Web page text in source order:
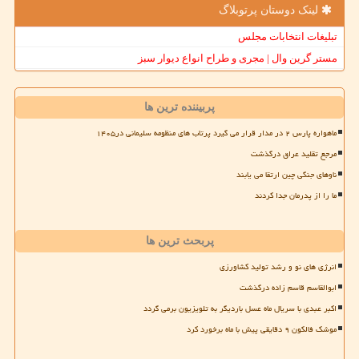
لینک دوستان پرتوبلاگ
تبلیغات انتخابات مجلس
مستر گرین وال | مجری و طراح انواع دیوار سبز
پربیننده ترین ها
ماهواره پارس ۲ در مدار قرار می گیرد پرتاب های منظومه سلیمانی در۱۴۰۵
مرجع تقلید عراق درگذشت
ناوهای جنگی چین ارتقا می یابند
ما را از پدرمان جدا کردند
پربحث ترین ها
انرژی های نو و رشد تولید کشاورزی
ابوالقاسم قاسم زاده درگذشت
اکبر عبدی با سریال ماه عسل باردیگر به تلویزیون برمی گردد
موشک فالکون ۹ دقایقی پیش با ماه برخورد کرد